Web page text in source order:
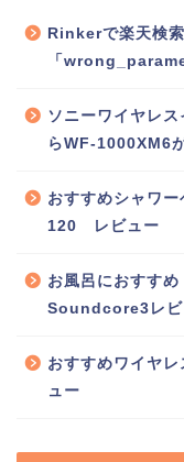
Rinkerで楽天検
「
ソニーワイヤレ
らWF-1000XM6
おすすめシャワ
120 レビュー
お風呂におすす
Soundcore3レビ
おすすめワイヤ
ュー